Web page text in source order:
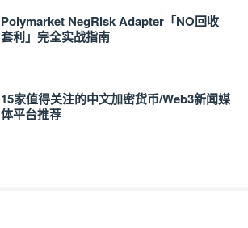
Polymarket NegRisk Adapter「NO回收
套利」完全实战指南
15家值得关注的中文加密货币/Web3新闻媒
体平台推荐